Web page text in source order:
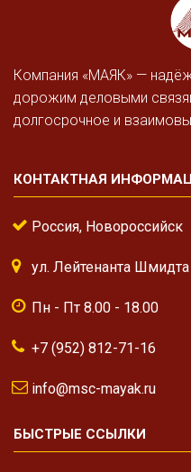
Компания «МАЯК» —
дорожим деловыми
долгосрочное и
КОНТАКТНАЯ
Россия, Новороссийск
ул. Лейтенанта
Пн - Пт 8.00 - 18.00
+7 (952) 812-71-16
info@msc-mayak.ru
БЫСТРЫЕ ССЫЛКИ